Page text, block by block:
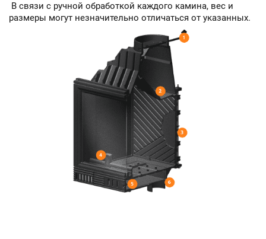
В связи с ручной обработкой каждого камина, вес и
размеры могут незначительно отличаться от указанных.